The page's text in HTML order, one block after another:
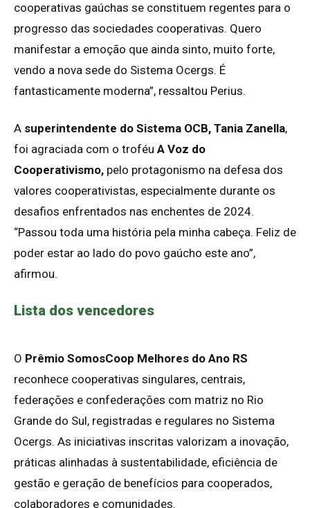
cooperativas gaúchas se constituem regentes para o
progresso das sociedades cooperativas. Quero
manifestar a emoção que ainda sinto, muito forte,
vendo a nova sede do Sistema Ocergs. É
fantasticamente moderna”, ressaltou Perius.
A superintendente do Sistema OCB, Tania Zanella,
foi agraciada com o troféu A Voz do
Cooperativismo, pelo protagonismo na defesa dos
valores cooperativistas, especialmente durante os
desafios enfrentados nas enchentes de 2024.
“Passou toda uma história pela minha cabeça. Feliz de
poder estar ao lado do povo gaúcho este ano”,
afirmou.
Lista dos vencedores
O Prêmio SomosCoop Melhores do Ano RS
reconhece cooperativas singulares, centrais,
federações e confederações com matriz no Rio
Grande do Sul, registradas e regulares no Sistema
Ocergs. As iniciativas inscritas valorizam a inovação,
práticas alinhadas à sustentabilidade, eficiência de
gestão e geração de benefícios para cooperados,
colaboradores e comunidades.